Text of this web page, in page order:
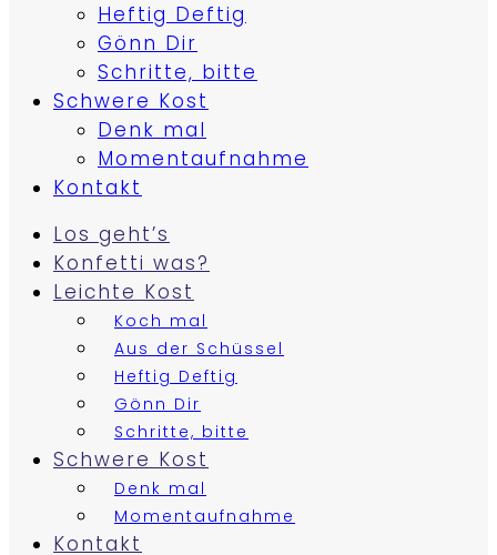
Heftig Deftig
Gönn Dir
Schritte, bitte
Schwere Kost
Denk mal
Momentaufnahme
Kontakt
Los geht’s
Konfetti was?
Leichte Kost
Koch mal
Aus der Schüssel
Heftig Deftig
Gönn Dir
Schritte, bitte
Schwere Kost
Denk mal
Momentaufnahme
Kontakt